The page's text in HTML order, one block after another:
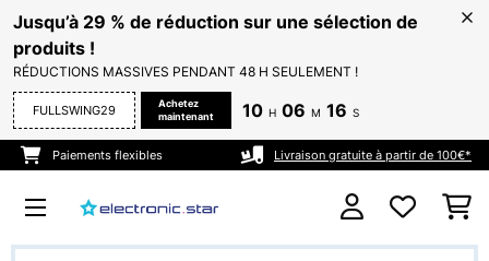
Jusqu’à 29 % de réduction sur une sélection de
produits !
RÉDUCTIONS MASSIVES PENDANT 48 H SEULEMENT !
FULLSWING29
Achetez
maintenant
10 H 06 M 16 S
Paiements flexibles Livraison gratuite à partir de 100€*